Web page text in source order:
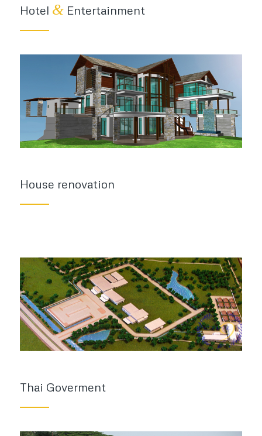
Hotel &Entertainment
House renovation
Thai Goverment